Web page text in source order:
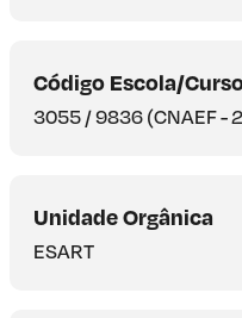
Código Escola/
3055 / 9836 (CNAEF -
Unidade Orgânica
ESART